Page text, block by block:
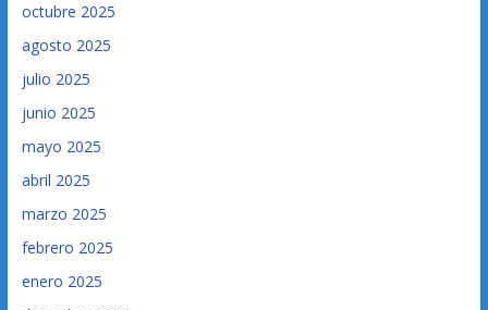
octubre 2025
agosto 2025
julio 2025
junio 2025
mayo 2025
abril 2025
marzo 2025
febrero 2025
enero 2025